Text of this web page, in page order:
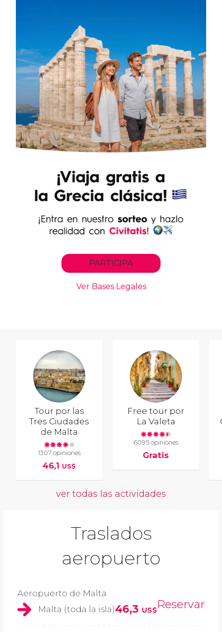
Tour por las
Tres Ciudades
de Malta
1307 opiniones
46,1 US$
Free tour por
La Valeta
6095 opiniones
Gratis
ver todas las actividades
Traslados
aeropuerto
Aeropuerto de Malta
Malta (toda la isla)46,3 US$Reservar